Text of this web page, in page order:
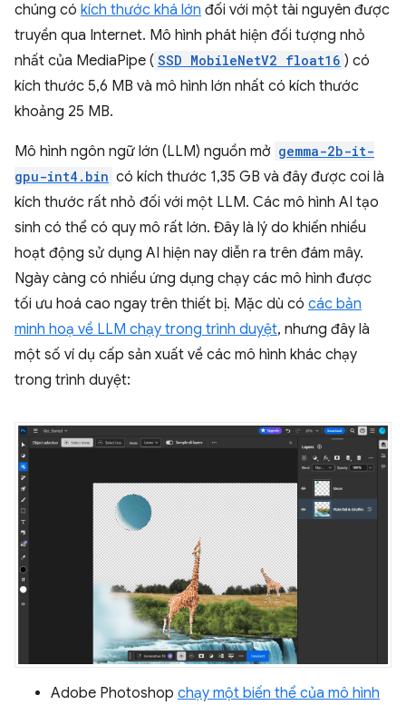
chúng có kích thước khá lớn đối với một tài nguyên được
truyền qua Internet. Mô hình phát hiện đối tượng nhỏ
nhất của MediaPipe ( SSD MobileNetV2 float16 ) có
kích thước 5,6 MB và mô hình lớn nhất có kích thước
khoảng 25 MB.
Mô hình ngôn ngữ lớn (LLM) nguồn mở gemma-2b-it-
gpu-int4.bin có kích thước 1,35 GB và đây được coi là
kích thước rất nhỏ đối với một LLM. Các mô hình AI tạo
sinh có thể có quy mô rất lớn. Đây là lý do khiến nhiều
hoạt động sử dụng AI hiện nay diễn ra trên đám mây.
Ngày càng có nhiều ứng dụng chạy các mô hình được
tối ưu hoá cao ngay trên thiết bị. Mặc dù có các bản
minh hoạ về LLM chạy trong trình duyệt, nhưng đây là
một số ví dụ cấp sản xuất về các mô hình khác chạy
trong trình duyệt:
Adobe Photoshop chạy một biến thể của mô hình